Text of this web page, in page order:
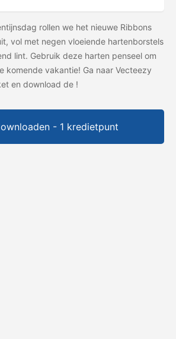
rollen we het nieuwe Ribbons
vol met negen vloeiende hartenborstels
lint. Gebruik deze harten penseel om
komende vakantie! Ga naar Vecteezy
en download de !
- 1 kredietpunt